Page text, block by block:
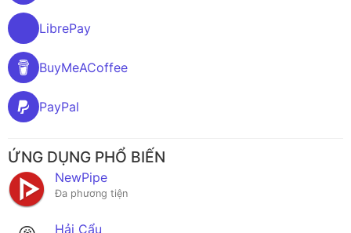
LibrePay
BuyMeACoffee
PayPal
ỨNG DỤNG PHỔ BIẾN
NewPipe
Đa phương tiện
Hải Cẩu